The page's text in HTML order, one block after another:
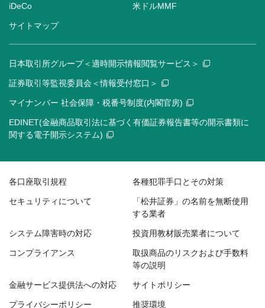
iDeCo 米ドルMMF
サイトマップ
日本取引所グループ＜適時開示情報閲覧サービス＞
証券取引等監視委員会＜情報受付窓口＞
マイナンバー 社会保障・税番号制度(内閣官房)
EDINET(金融商品取引法に基づく有価証券報告書等の開示書類に
関する電子開示システム)
各口座取引規程 各種犯罪手口とその対策
セキュリティについて
「松井証券」の名前を無断使用
する業者
システム障害時の対応 投資用教材販売業者について
コンプライアンス
取扱商品のリスクおよび手数料
等の説明
金融サービス提供法への対応 サイトポリシー
プライバシーポリシー 推奨環境